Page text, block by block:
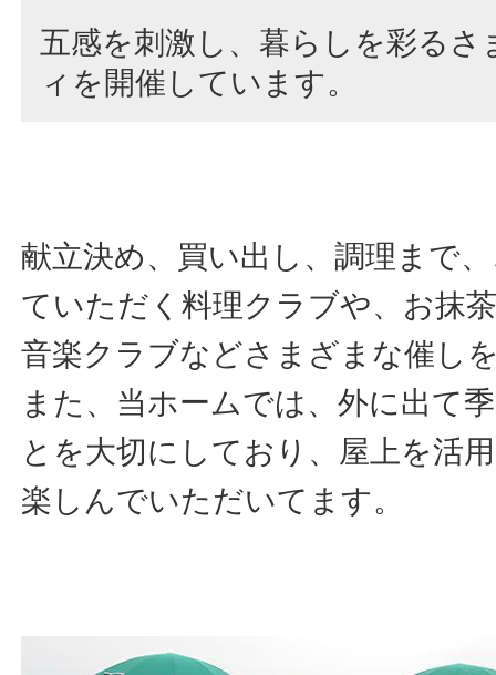
五感を刺激し、暮らしを彩る
ィを開催しています。
献立決め、買い出し、調理まで
ていただく料理クラブや、お抹
音楽クラブなどさまざまな催し
また、当ホームでは、外に出て
とを大切にしており、屋上を活
楽しんでいただいてます。